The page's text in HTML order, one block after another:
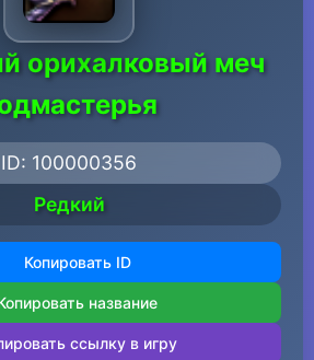
орихалковый меч
ID: 100000356
Редкий
Копировать ID
название
ссылку в игру